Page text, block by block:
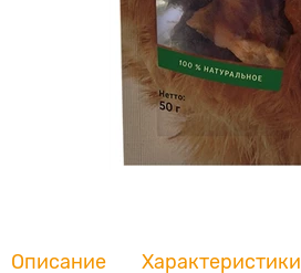
Описание Характеристики